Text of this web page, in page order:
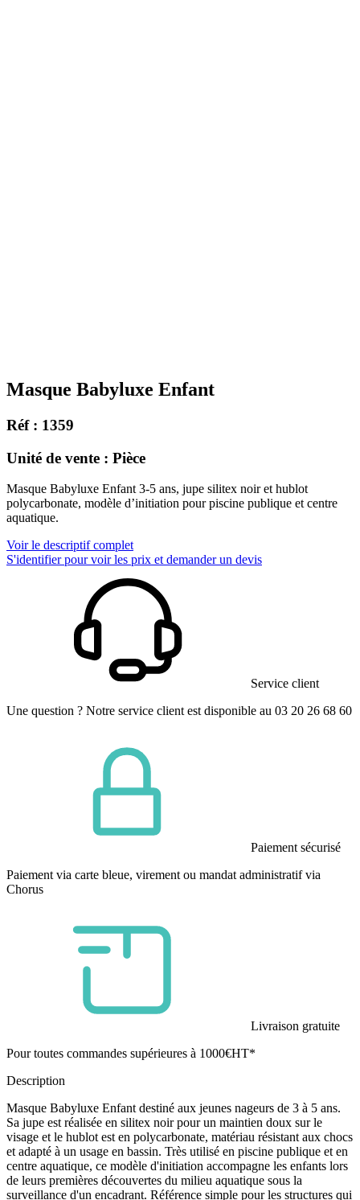
Masque Babyluxe Enfant
Réf : 1359
Unité de vente : Pièce
Masque Babyluxe Enfant 3-5 ans, jupe silitex noir et hublot
polycarbonate, modèle d’initiation pour piscine publique et centre
aquatique.
Voir le descriptif complet
S'identifier pour voir les prix et demander un devis
Service client
Une question ? Notre service client est disponible au 03 20 26 68 60
Paiement sécurisé
Paiement via carte bleue, virement ou mandat administratif via
Chorus
Livraison gratuite
Pour toutes commandes supérieures à 1000€HT*
Description
Masque Babyluxe Enfant destiné aux jeunes nageurs de 3 à 5 ans.
Sa jupe est réalisée en silitex noir pour un maintien doux sur le
visage et le hublot est en polycarbonate, matériau résistant aux chocs
et adapté à un usage en bassin. Très utilisé en piscine publique et en
centre aquatique, ce modèle d'initiation accompagne les enfants lors
de leurs premières découvertes du milieu aquatique sous la
surveillance d'un encadrant. Référence simple pour les structures qui